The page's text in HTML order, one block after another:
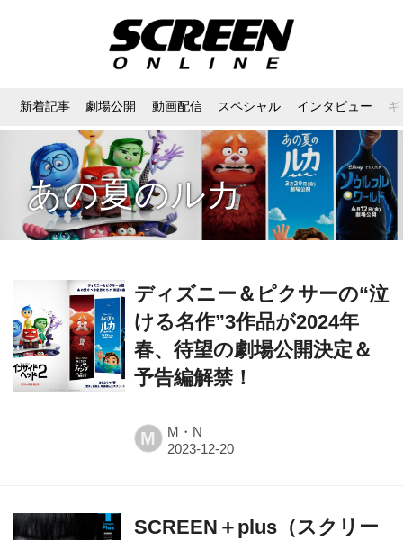
新着記事 劇場公開 動画配信 スペシャル インタビュー
あの夏のルカ
ディズニー＆ピクサーの“泣
ける名作”3作品が2024年
春、待望の劇場公開決定＆
予告編解禁！
M M・N
SCREEN＋plus（スクリー